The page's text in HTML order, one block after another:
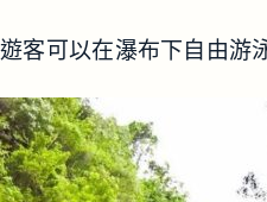
遊客可以在瀑布下自由游